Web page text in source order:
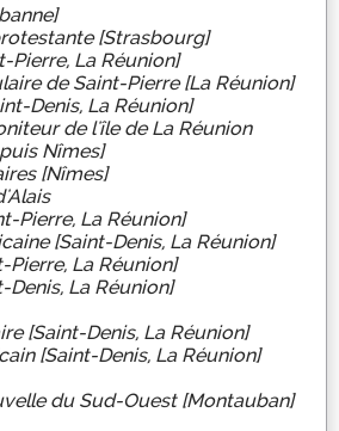
[Strasbourg]
Pierre, La Réunion]
de Saint-Pierre [La Réunion]
Denis, La Réunion]
de l'île de La Réunion
Nîmes]
[Nîmes]
Pierre, La Réunion]
[Saint-Denis, La Réunion]
Pierre, La Réunion]
Denis, La Réunion]
[Saint-Denis, La Réunion]
[Saint-Denis, La Réunion]
du Sud-Ouest [Montauban]